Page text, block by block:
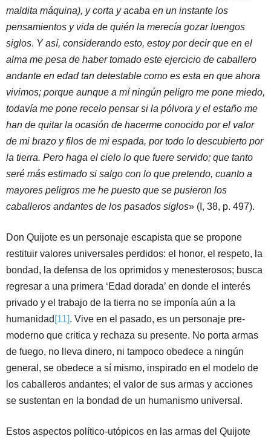
maldita máquina), y corta y acaba en un instante los
pensamientos y vida de quién la merecía gozar luengos
siglos. Y así, considerando esto, estoy por decir que en el
alma me pesa de haber tomado este ejercicio de caballero
andante en edad tan detestable como es esta en que ahora
vivimos; porque aunque a mí ningún peligro me pone miedo,
todavía me pone recelo pensar si la pólvora y el estaño me
han de quitar la ocasión de hacerme conocido por el valor
de mi brazo y filos de mi espada, por todo lo descubierto por
la tierra. Pero haga el cielo lo que fuere servido; que tanto
seré más estimado si salgo con lo que pretendo, cuanto a
mayores peligros me he puesto que se pusieron los
caballeros andantes de los pasados siglos» (I, 38, p. 497).
Don Quijote es un personaje escapista que se propone
restituir valores universales perdidos: el honor, el respeto, la
bondad, la defensa de los oprimidos y menesterosos; busca
regresar a una primera ‘Edad dorada’ en donde el interés
privado y el trabajo de la tierra no se imponía aún a la
humanidad [11]. Vive en el pasado, es un personaje pre-
moderno que critica y rechaza su presente. No porta armas
de fuego, no lleva dinero, ni tampoco obedece a ningún
general, se obedece a sí mismo, inspirado en el modelo de
los caballeros andantes; el valor de sus armas y acciones
se sustentan en la bondad de un humanismo universal.
Estos aspectos político-utópicos en las armas del Quijote